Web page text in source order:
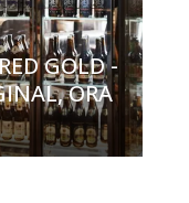
GOLD -
ORA